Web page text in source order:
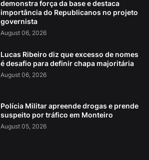
demonstra força da base e destaca
importância do Republicanos no projeto
governista
August 06, 2026
Lucas Ribeiro diz que excesso de nomes
é desafio para definir chapa majoritária
August 06, 2026
Polícia Militar apreende drogas e prende
suspeito por tráfico em Monteiro
August 05, 2026